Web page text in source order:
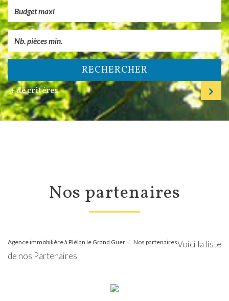
RECHERCHER
+ de critéres
nos partenaires
Agence immobilière à Plélan le Grand Guer Nos partenairesVoici la liste
de nos Partenaires